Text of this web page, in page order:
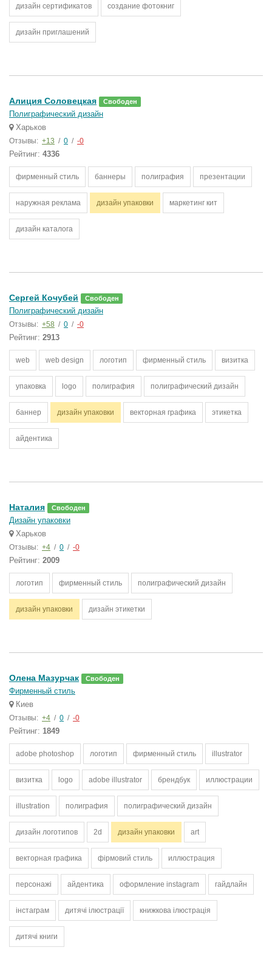
дизайн сертификатов создание фотокниг
дизайн приглашений
Алиция Соловецкая Свободен
Полиграфический дизайн
Харьков
Отзывы: +13 / 0 / -0
Рейтинг: 4336
фирменный стиль баннеры полиграфия презентации
наружная реклама дизайн упаковки маркетинг кит
дизайн каталога
Сергей Кочубей Свободен
Полиграфический дизайн
Отзывы: +58 / 0 / -0
Рейтинг: 2913
web web design логотип фирменный стиль визитка
упаковка logo полиграфия полиграфический дизайн
баннер дизайн упаковки векторная графика этикетка
айдентика
Наталия Свободен
Дизайн упаковки
Харьков
Отзывы: +4 / 0 / -0
Рейтинг: 2009
логотип фирменный стиль полиграфический дизайн
дизайн упаковки дизайн этикетки
Олена Мазурчак Свободен
Фирменный стиль
Киев
Отзывы: +4 / 0 / -0
Рейтинг: 1849
adobe photoshop логотип фирменный стиль illustrator
визитка logo adobe illustrator брендбук иллюстрации
illustration полиграфия полиграфический дизайн
дизайн логотипов 2d дизайн упаковки art
векторная графика фірмовий стиль иллюстрация
персонажі айдентика оформление instagram гайдлайн
інстаграм дитячі ілюстрації книжкова ілюстрація
дитячі книги